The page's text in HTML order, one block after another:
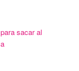
sacar al